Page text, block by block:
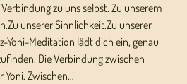
zu uns selbst. Zu unserem
unserer Sinnlichkeit.Zu unserer
Yoni-Meditation lädt dich ein, genau
Die Verbindung zwischen
Yoni. Zwischen…